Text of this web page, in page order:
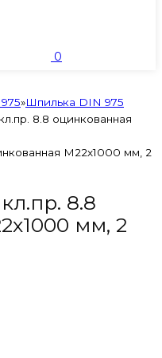
0
»Шпилька DIN 975
8.8 оцинкованная
8.8
мм, 2